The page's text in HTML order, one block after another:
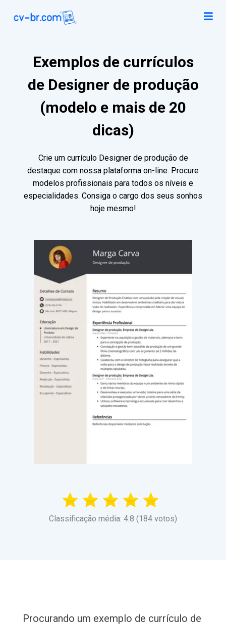
Exemplos de currículos
de Designer de produção
(modelo e mais de 20
dicas)
Crie um currículo Designer de produção de
destaque com nossa plataforma on-line. Procure
modelos profissionais para todos os níveis e
especialidades. Consiga o cargo dos seus sonhos
hoje mesmo!
Classificação média: 4.8 (184 votos)
Procurando um exemplo de currículo de